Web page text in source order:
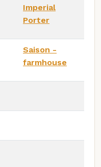
Imperial
Porter
Saison -
farmhouse